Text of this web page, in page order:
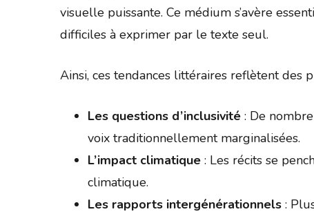
visuelle puissante. Ce médium s’avère
difficiles à exprimer par le texte seul.
Ainsi, ces tendances littéraires reflètent des
Les questions d’inclusivité : De
voix traditionnellement marginalisées.
L’impact climatique : Les récits se
climatique.
Les rapports intergénérationnels :